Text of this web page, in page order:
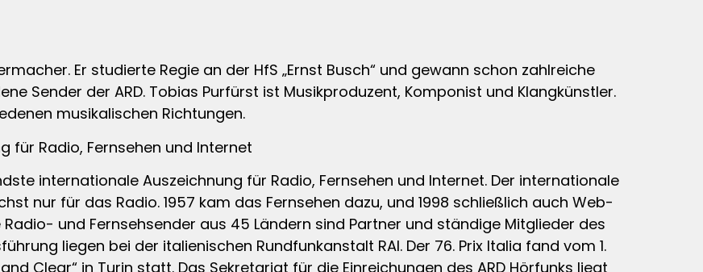
Er studierte Regie an der HfS „Ernst Busch“ und gewann schon zahlreiche
Sender der ARD. Tobias Purfürst ist Musikproduzent, Komponist und Klangkünstler.
musikalischen Richtungen.
für Radio, Fernsehen und Internet
internationale Auszeichnung für Radio, Fernsehen und Internet. Der internationale
nur für das Radio. 1957 kam das Fernsehen dazu, und 1998 schließlich auch Web-
und Fernsehsender aus 45 Ländern sind Partner und ständige Mitglieder des
liegen bei der italienischen Rundfunkanstalt RAI. Der 76. Prix Italia fand vom 1.
Clear“ in Turin statt. Das Sekretariat für die Einreichungen des ARD Hörfunks liegt